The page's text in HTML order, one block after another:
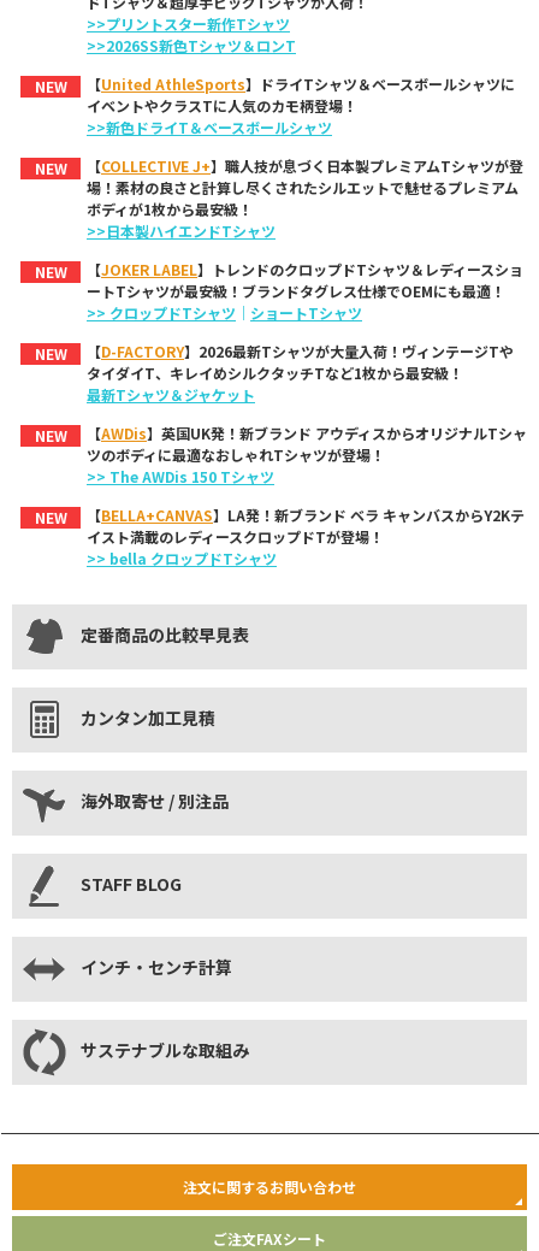
>>プリントスター新作Tシャツ
>>2026SS新色Tシャツ＆ロンT
NEW
【United AthleSports】ドライTシャツ＆ベースボールシャツに
イベントやクラスTに人気のカモ柄登場！
>>新色ドライT＆ベースボールシャツ
NEW
【COLLECTIVE J+】職人技が息づく日本製プレミアムTシャツが登
場！素材の良さと計算し尽くされたシルエットで魅せるプレミアム
ボディが1枚から最安級！
>>日本製ハイエンドTシャツ
NEW
【JOKER LABEL】トレンドのクロップドTシャツ＆レディースショ
ートTシャツが最安級！ブランドタグレス仕様でOEMにも最適！
>> クロップドTシャツ ｜ ショートTシャツ
NEW
【D-FACTORY】2026最新Tシャツが大量入荷！ヴィンテージTや
タイダイT、キレイめシルクタッチTなど1枚から最安級！
最新Tシャツ＆ジャケット
NEW
【AWDis】英国UK発！新ブランド アウディスからオリジナルTシャ
ツのボディに最適なおしゃれTシャツが登場！
>> The AWDis 150 Tシャツ
NEW
【BELLA+CANVAS】LA発！新ブランド ベラ キャンバスからY2Kテ
イスト満載のレディースクロップドTが登場！
>> bella クロップドTシャツ
定番商品の比較早見表
カンタン加工見積
海外取寄せ / 別注品
STAFF BLOG
インチ・センチ計算
サステナブルな取組み
注文に関するお問い合わせ
ご注文FAXシート